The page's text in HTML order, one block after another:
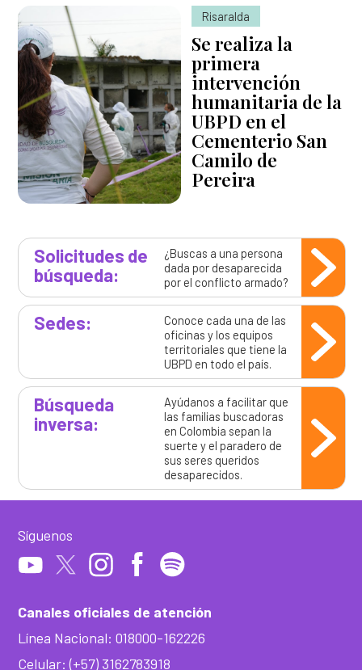
Risaralda
Se realiza la
primera
intervención
humanitaria de la
UBPD en el
Cementerio San
Camilo de
Pereira
Solicitudes de
búsqueda:
¿Buscas a una persona
dada por desaparecida
por el conflicto armado?
Sedes:
Conoce cada una de las
oficinas y los equipos
territoriales que tiene la
UBPD en todo el país.
Búsqueda
inversa:
Ayúdanos a facilitar que
las familias buscadoras
en Colombia sepan la
suerte y el paradero de
sus seres queridos
desaparecidos.
Canales oficiales de atención
Línea Nacional: 018000-162226
Celular: (+57) 3162783918
Síguenos